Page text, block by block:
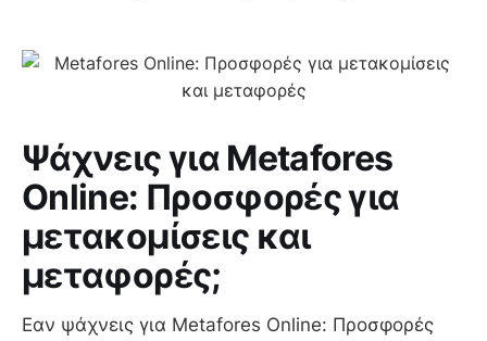
Ψάχνεις για Metafores
Online: Προσφορές για
μετακομίσεις και
μεταφορές;
Εαν ψάχνεις για Metafores Online: Προσφορές